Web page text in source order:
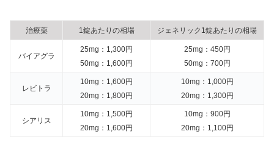
治療薬 1錠あたりの相場 ジェネリック1錠あたりの相場
バイアグラ
25mg：1,300円
50mg：1,600円
25mg：450円
50mg：700円
レビトラ
10mg：1,600円
20mg：1,800円
10mg：1,000円
20mg：1,300円
シアリス
10mg：1,500円
20mg：1,600円
10mg：900円
20mg：1,100円